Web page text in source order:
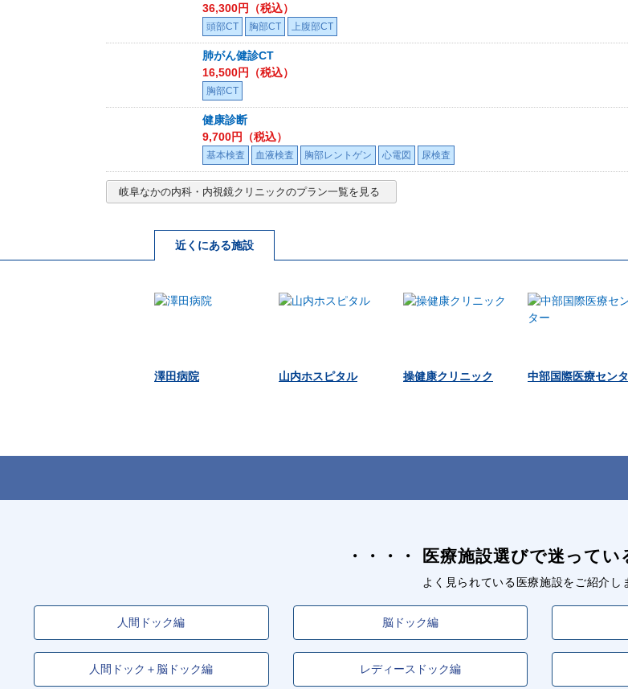
36,300円（税込）
頭部CT 胸部CT 上腹部CT
肺がん健診CT
16,500円（税込）
胸部CT
健康診断
9,700円（税込）
基本検査 血液検査 胸部レントゲン 心電図 尿検査
岐阜なかの内科・内視鏡クリニックのプラン一覧を見る
近くにある施設
澤田病院 山内ホスピタル 操健康クリニック 中部国際医療セン
医療施設選びで迷ってい
よく見られている医療施設をご紹介し
人間ドック編 脳ドック編
人間ドック＋脳ドック編 レディースドック編